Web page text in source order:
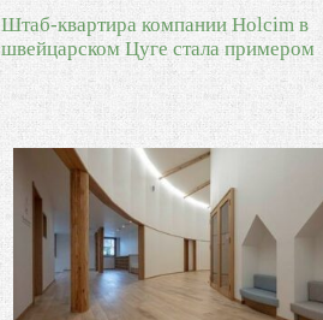
Штаб-квартира компании Holcim в
швейцарском Цуге стала примером